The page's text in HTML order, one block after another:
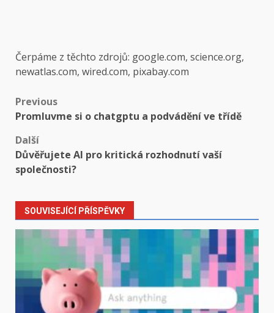
Čerpáme z těchto zdrojů: google.com, science.org,
newatlas.com, wired.com, pixabay.com
Post
Previous
Promluvme si o chatgptu a podvádění ve třídě
Další
Důvěřujete AI pro kritická rozhodnutí vaší
společnosti?
SOUVISEJÍCÍ PŘÍSPĚVKY